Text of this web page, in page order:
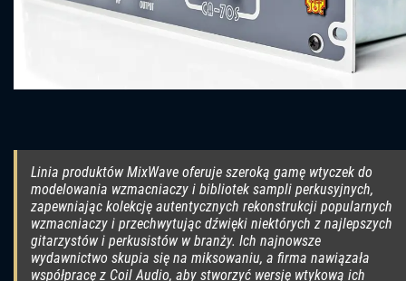
Linia produktów MixWave oferuje szeroką gamę wtyczek do
modelowania wzmacniaczy i bibliotek sampli perkusyjnych,
zapewniając kolekcję autentycznych rekonstrukcji popularnych
wzmacniaczy i przechwytując dźwięki niektórych z najlepszych
gitarzystów i perkusistów w branży. Ich najnowsze
wydawnictwo skupia się na miksowaniu, a firma nawiązała
współpracę z Coil Audio, aby stworzyć wersję wtykową ich